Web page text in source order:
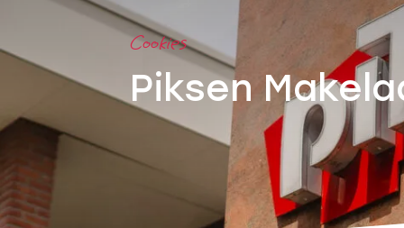
Cookies
Piksen